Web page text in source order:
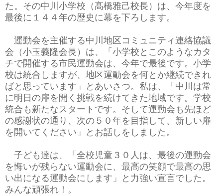
た。その中川小学校（髙橋雅己校長）は、今年度を
最後に１４４年の歴史に幕を下ろします。
運動会を主催する中川地区コミュニティ連絡協議
会（小玉義隆会長）は、「小学校とこのようなカタ
チで開催する市民運動会は、今年で最後です。小学
校は統合しますが、地区運動会を何とか継続できれ
ばと思っています」とあいさつ。私は、「中川は常
に明日の扉を開く挑戦を続けてきた地域です。学校
統合も新たなスタートです。そして運動会も先ほど
の感謝状の通り、次の５０年を目指して、新しい扉
を開いてください」とお話しをしました。
子ども達は、「全校児童３０人は、最後の運動会
を悔いが残らない運動会に、最高の笑顔で最高の思
い出になる運動会にします」と 力強い宣言でした。
みんな頑張れ！。